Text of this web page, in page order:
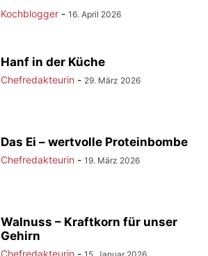
Kochblogger - 16. April 2026
Hanf in der Küche
Chefredakteurin - 29. März 2026
Das Ei – wertvolle Proteinbombe
Chefredakteurin - 19. März 2026
Walnuss – Kraftkorn für unser
Gehirn
Chefredakteurin -